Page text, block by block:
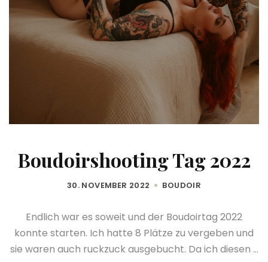
Boudoirshooting Tag 2022
30. NOVEMBER 2022 BOUDOIR
Endlich war es soweit und der Boudoirtag 2022
konnte starten. Ich hatte 8 Plätze zu vergeben und
sie waren auch ruckzuck ausgebucht. Da ich diesen ...